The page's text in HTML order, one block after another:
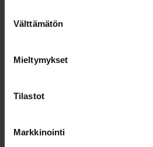
valinta
Välttämätön
Mieltymykset
Tilastot
Markkinointi